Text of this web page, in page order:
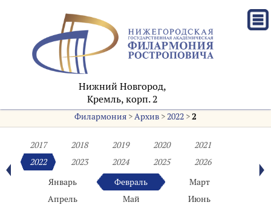
Нижний Новгород,
Кремль, корп. 2
Филармония>Архив>2022>2
2017 2018 2019 2020
2021
2022
2023 2024 2025
2026
Январь
Февраль
Март
Апрель
Май
Июнь